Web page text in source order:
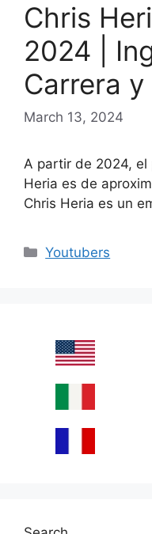
Chris
2024 |
Carrera y
March 13, 2024
A partir de 2024, el
Heria es de
Chris Heria es un
Categories
Youtubers